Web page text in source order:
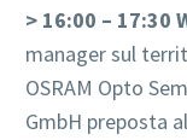
> 16:00 – 17:30
manager sul
OSRAM Opto
GmbH preposta